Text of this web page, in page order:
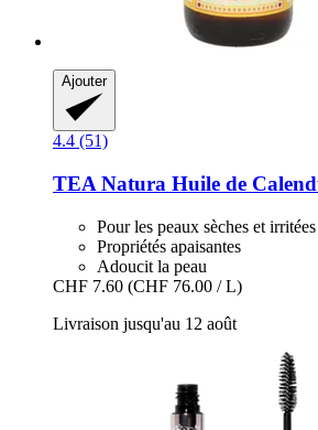
Ajouter
4.4 (51)
TEA Natura Huile de
Pour les peaux sèches et irritées
Propriétés apaisantes
Adoucit la peau
CHF 7.60 (CHF 76.00 / L)
Livraison jusqu'au 12 août